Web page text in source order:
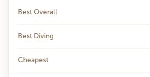
Best Overall
Best Diving
Cheapest